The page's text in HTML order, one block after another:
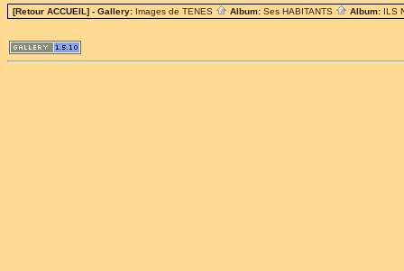
[Retour ACCUEIL] - Gallery: Images de TENES Album: Ses HABITANTS Album: ILS